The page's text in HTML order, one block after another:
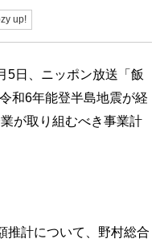
up!
5日、ニッポン放送「飯
和6年能登半島地震が経
が取り組むべき事業計
推計について、野村総合